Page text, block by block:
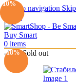
Skip to navigation
0 items
-18% Sold out
-18%
-19%
-10%